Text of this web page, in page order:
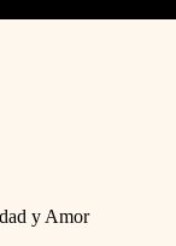
y Amor